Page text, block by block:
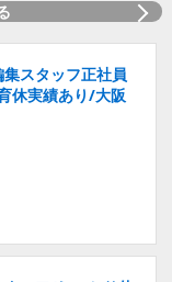
スタッフ正社員
休実績あり/大阪